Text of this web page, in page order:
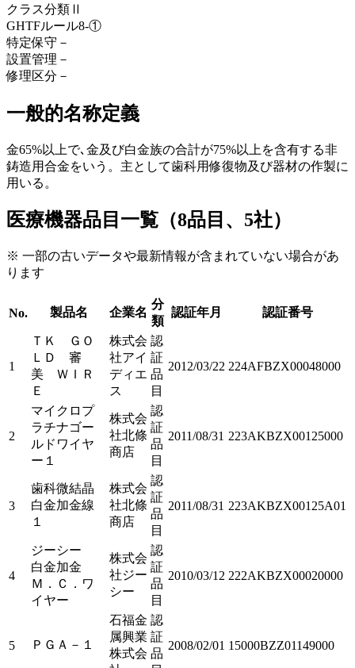
クラス分類 Ⅱ
GHTFルール8-①
特定保守 －
設置管理 －
修理区分 －
一般的名称定義
金65%以上で､金及び白金族の合計が75%以上を含有する非
鋳造用合金をいう。主として歯科用修復物及び器材の作製に
用いる。
医療機器品目一覧（8品目、5社）
※ 一部の古いデータや最新情報が含まれていない場合があ
ります
No. 製品名 企業名
分
類
認証年月 認証番号
1
ＴＫ ＧＯ
ＬＤ 審
美 ＷＩＲ
Ｅ
株式会
社アイ
ディエ
ス
認
証
品
目
2012/03/22 224AFBZX00048000
2
マイクロプ
ラチナゴー
ルドワイヤ
ー１
株式会
社北條
商店
認
証
品
目
2011/08/31 223AKBZX00125000
3
歯科微結晶
白金加金線
１
株式会
社北條
商店
認
証
品
目
2011/08/31 223AKBZX00125A01
4
ジーシー
白金加金
Ｍ．Ｃ．ワ
イヤー
株式会
社ジー
シー
認
証
品
目
2010/03/12 222AKBZX00020000
5 ＰＧＡ－１
石福金
属興業
株式会
認
証
品
2008/02/01 15000BZZ01149000